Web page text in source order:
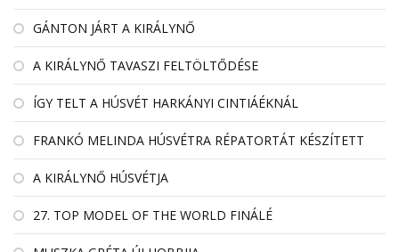
GÁNTON JÁRT A KIRÁLYNŐ
A KIRÁLYNŐ TAVASZI FELTÖLTŐDÉSE
ÍGY TELT A HÚSVÉT HARKÁNYI CINTIÁÉKNÁL
FRANKÓ MELINDA HÚSVÉTRA RÉPATORTÁT KÉSZÍTETT
A KIRÁLYNŐ HÚSVÉTJA
27. TOP MODEL OF THE WORLD FINÁLÉ